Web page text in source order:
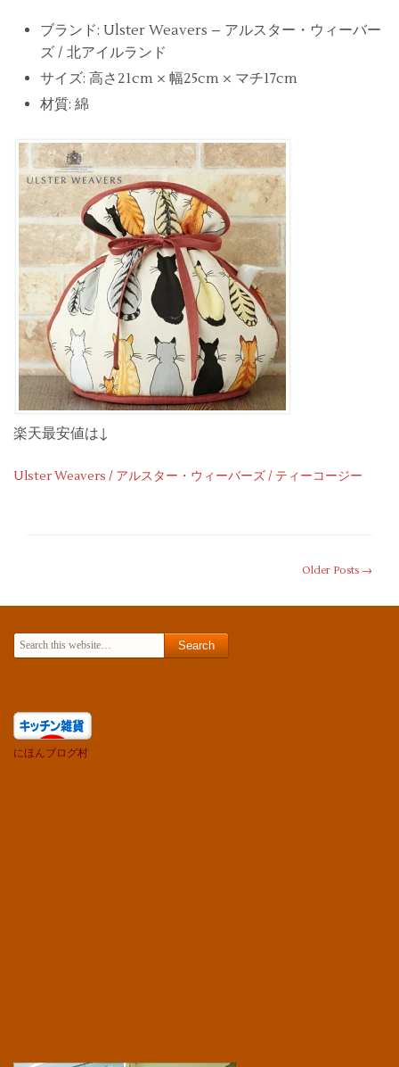
ブランド: Ulster Weavers – アルスター・ウィーバー
ズ / 北アイルランド
サイズ: 高さ21cm × 幅25cm × マチ17cm
材質: 綿
楽天最安値は↓
Ulster Weavers / アルスター・ウィーバーズ / ティーコージー
Older Posts →
Search for:
にほんブログ村